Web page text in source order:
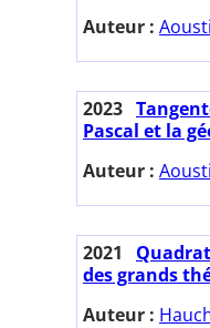
Auteur :
2023
Pascal et la
Auteur :
2021
des grands
Auteur :